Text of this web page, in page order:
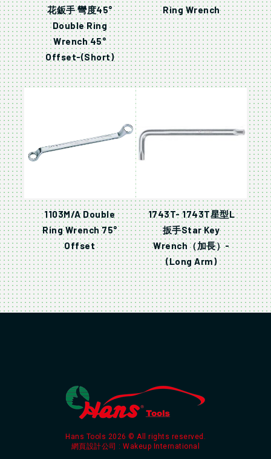
花鈑手 彎度45°
Double Ring
Wrench 45°
Offset-(Short)
Ring Wrench
1103M/A Double
Ring Wrench 75°
Offset
1743T- 1743T星型L
扳手Star Key
Wrench（加長）-
(Long Arm)
Hans Tools 2026 © All rights reserved.
網頁設計公司 : Wakeup International